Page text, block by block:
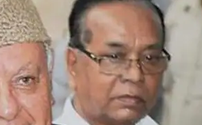
मालिकाना हक का फैसला करने के लिए
10 जनवरी तय की है। उससे पहले
आने लगी है।